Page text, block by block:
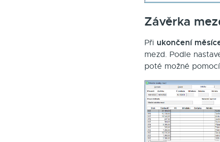
Závěrka
Při ukončení
mezd. Podle
poté možné